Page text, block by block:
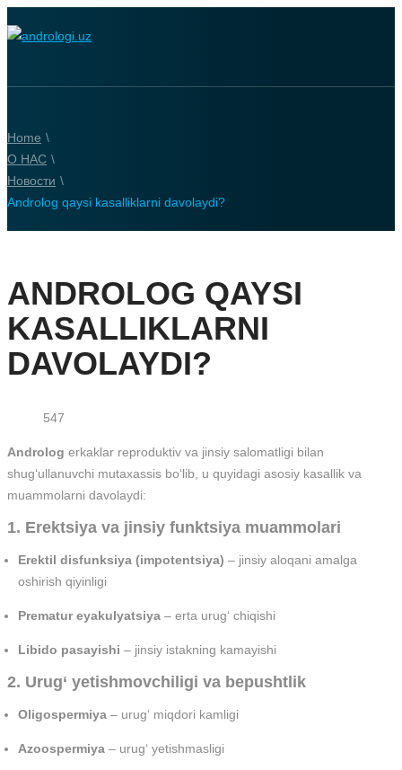
Home \
О НАС \
Новости \
Androlog qaysi kasalliklarni davolaydi?
ANDROLOG QAYSI
KASALLIKLARNI
DAVOLAYDI?
547
Androlog erkaklar reproduktiv va jinsiy salomatligi bilan
shug‘ullanuvchi mutaxassis bo‘lib, u quyidagi asosiy kasallik va
muammolarni davolaydi:
1. Erektsiya va jinsiy funktsiya muammolari
Erektil disfunksiya (impotentsiya) – jinsiy aloqani amalga
oshirish qiyinligi
Prematur eyakulyatsiya – erta urug‘ chiqishi
Libido pasayishi – jinsiy istakning kamayishi
2. Urug‘ yetishmovchiligi va bepushtlik
Oligospermiya – urug‘ miqdori kamligi
Azoospermiya – urug‘ yetishmasligi